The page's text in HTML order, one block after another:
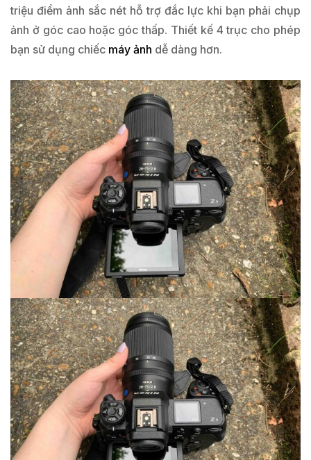
triệu điểm ảnh sắc nét hỗ trợ đắc lực khi bạn phải chụp
ảnh ở góc cao hoặc góc thấp. Thiết kế 4 trục cho phép
bạn sử dụng chiếc máy ảnh dễ dàng hơn.